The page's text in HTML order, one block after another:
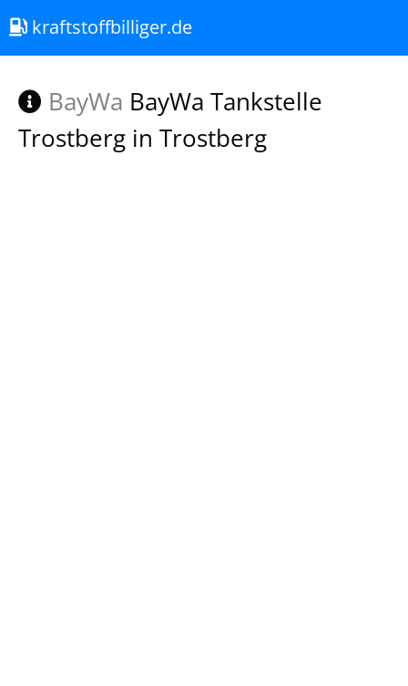
kraftstoffbilliger.de
BayWa BayWa Tankstelle
Trostberg in Trostberg